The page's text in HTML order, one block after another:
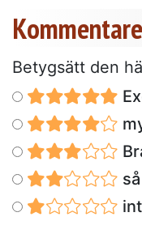
Betygsätt den